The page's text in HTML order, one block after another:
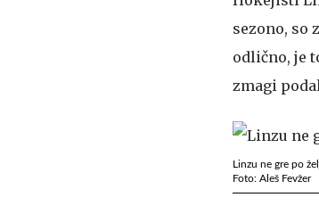
sezono, so
odlično, je
zmagi
Linzu ne gre po
Foto: Aleš Fevžer